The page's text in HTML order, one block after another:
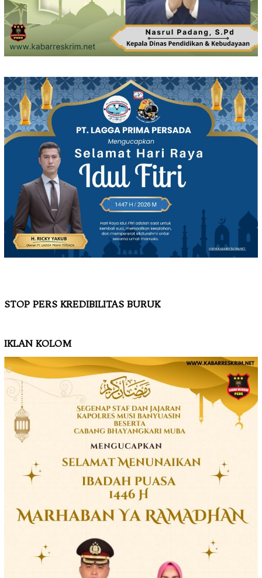
STOP PERS KREDIBILITAS BURUK
IKLAN KOLOM